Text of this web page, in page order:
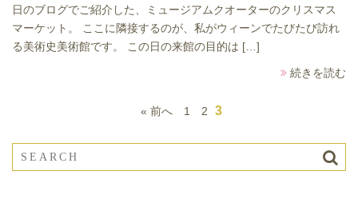
日のブログでご紹介した、ミュージアムクオーターのクリスマス
マーケット。 ここに隣接するのが、私がウィーンでたびたび訪れ
る美術史美術館です。 この日の来館の目的は […]
続きを読む
« 前へ 1 2 3